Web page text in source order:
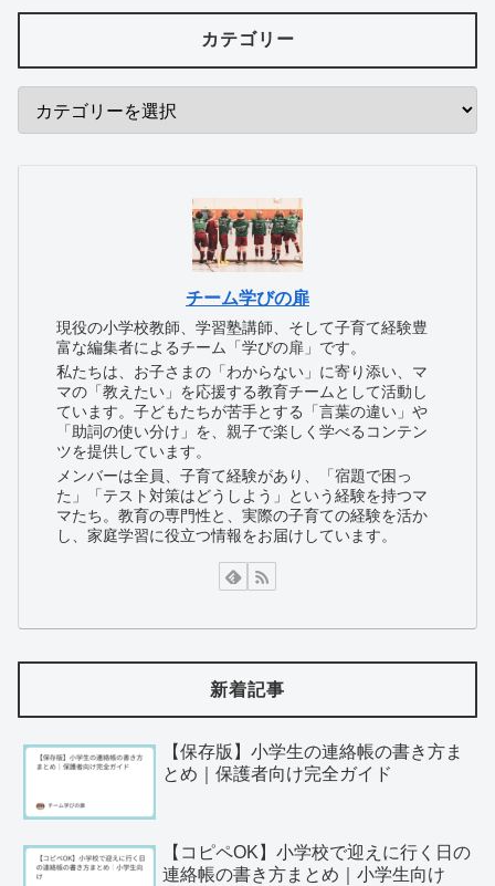
カテゴリー
チーム学びの扉
現役の小学校教師、学習塾講師、そして子育て経験豊
富な編集者によるチーム「学びの扉」です。
私たちは、お子さまの「わからない」に寄り添い、マ
マの「教えたい」を応援する教育チームとして活動し
ています。子どもたちが苦手とする「言葉の違い」や
「助詞の使い分け」を、親子で楽しく学べるコンテン
ツを提供しています。
メンバーは全員、子育て経験があり、「宿題で困っ
た」「テスト対策はどうしよう」という経験を持つマ
マたち。教育の専門性と、実際の子育ての経験を活か
し、家庭学習に役立つ情報をお届けしています。
新着記事
【保存版】小学生の連絡帳の書き方ま
とめ｜保護者向け完全ガイド
【コピペOK】小学校で迎えに行く日の
連絡帳の書き方まとめ｜小学生向け